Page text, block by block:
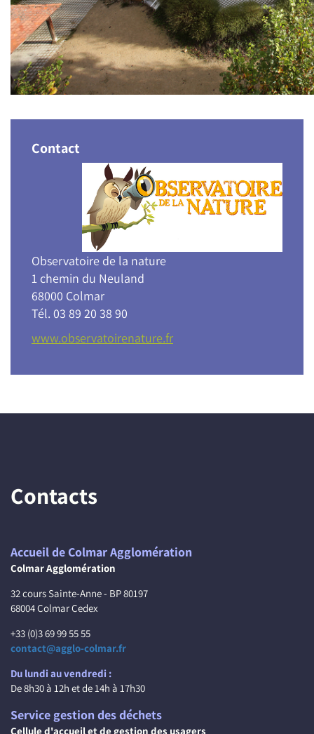
Contact
Observatoire de la nature
1 chemin du Neuland
68000 Colmar
Tél. 03 89 20 38 90
www.observatoirenature.fr
Contacts
Accueil de Colmar Agglomération
Colmar Agglomération
32 cours Sainte-Anne - BP 80197
68004 Colmar Cedex
+33 (0)3 69 99 55 55
contact@agglo-colmar.fr
Du lundi au vendredi :
De 8h30 à 12h et de 14h à 17h30
Service gestion des déchets
Cellule d'accueil et de gestion des usagers